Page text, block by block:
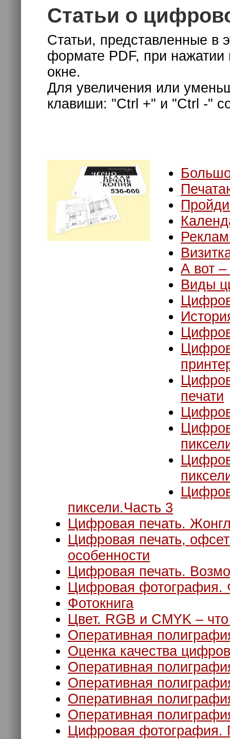
Статьи о
Статьи, представленные в
формате PDF, при нажатии
окне.
Для увеличения или
клавиши: "Ctrl +" и "Ctrl -"
А вот –
Виды
печати
пиксели.Часть 3
Цифровая печать.
Цифровая печать,
особенности
Цифровая печать.
Цифровая
Фотокнига
Цвет. RGB и CMYK –
Оперативная
Оценка качества
Оперативная
Оперативная
Оперативная
Оперативная
Цифровая фотография.